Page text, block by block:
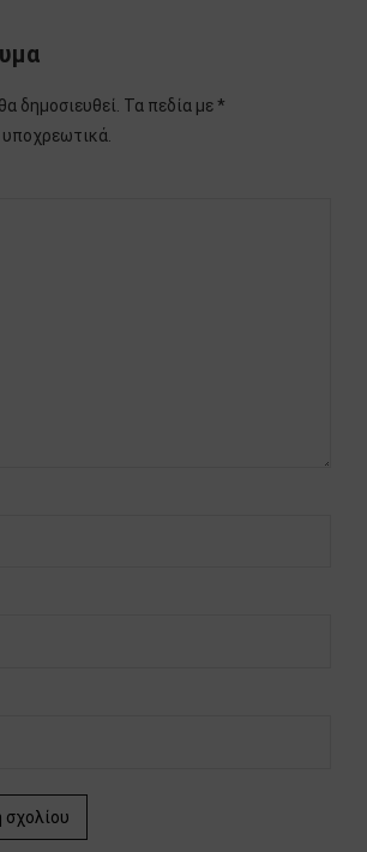
δημοσιευθεί. Τα πεδία με *
σχολίου